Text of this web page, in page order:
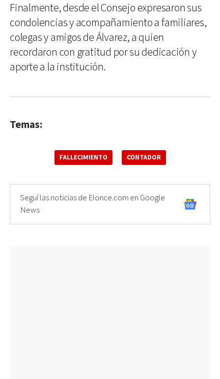
Finalmente, desde el Consejo expresaron sus
condolencias y acompañamiento a familiares,
colegas y amigos de Álvarez, a quien
recordaron con gratitud por su dedicación y
aporte a la institución.
Temas:
FALLECIMIENTO CONTADOR
Seguí las noticias de Elonce.com en Google
News